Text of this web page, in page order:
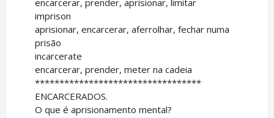
imprison
aprisionar, encarcerar, aferrolhar, fechar numa
prisão
incarcerate
encarcerar, prender, meter na cadeia
**********************************
ENCARCERADOS.
O que é aprisionamento mental?